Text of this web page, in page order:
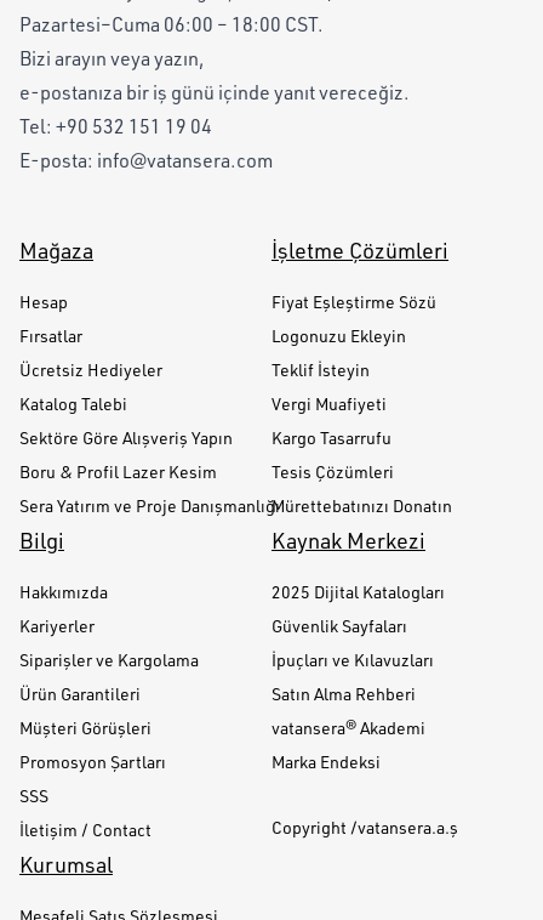
Pazartesi–Cuma 06:00 – 18:00 CST.
Bizi arayın veya yazın,
e-postanıza bir iş günü içinde yanıt vereceğiz.
Tel: +90 532 151 19 04
E-posta: info@vatansera.com
Mağaza
Hesap
Fırsatlar
Ücretsiz Hediyeler
Katalog Talebi
Sektöre Göre Alışveriş Yapın
Boru & Profil Lazer Kesim
Sera Yatırım ve Proje Danışmanlığı
İşletme Çözümleri
Fiyat Eşleştirme Sözü
Logonuzu Ekleyin
Teklif İsteyin
Vergi Muafiyeti
Kargo Tasarrufu
Tesis Çözümleri
Mürettebatınızı Donatın
Bilgi
Hakkımızda
Kariyerler
Siparişler ve Kargolama
Ürün Garantileri
Müşteri Görüşleri
Promosyon Şartları
SSS
İletişim / Contact
Kaynak Merkezi
2025 Dijital Katalogları
Güvenlik Sayfaları
İpuçları ve Kılavuzları
Satın Alma Rehberi
vatansera® Akademi
Marka Endeksi
Copyright /vatansera.a.ş
Kurumsal
Mesafeli Satış Sözleşmesi